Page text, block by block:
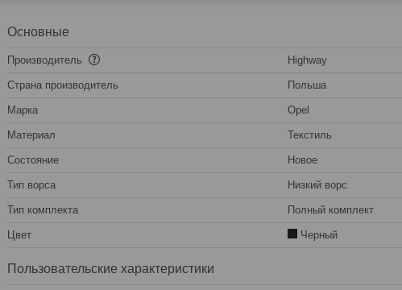
Основные
Производитель Highway
Страна производитель Польша
Марка Opel
Материал Текстиль
Состояние Новое
Тип ворса Низкий ворс
Тип комплекта Полный комплект
Цвет Черный
Пользовательские характеристики